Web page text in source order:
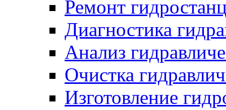
Ремонт
Диагностика
Анализ
Очистка
Изготовление